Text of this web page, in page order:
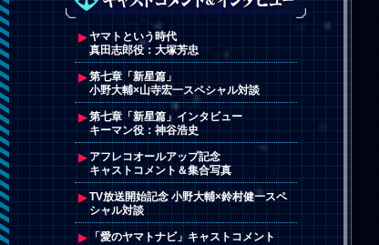
ヤマトという時代
真田志郎役：大塚芳忠
第七章「新星篇」
小野大輔×山寺宏一スペシャル対談
第七章「新星篇」インタビュー
キーマン役：神谷浩史
アフレコオールアップ記念
キャストコメント＆集合写真
TV放送開始記念 小野大輔×鈴村健一スペ
シャル対談
「愛のヤマトナビ」キャストコメント